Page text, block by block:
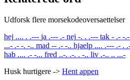
Udforsk flere morsekodeoversaettelser
hej .... . .--- ja .--- .- nej -. . .--- tak - .- -.-
...- .- -. -.. mad -- .- -.. hjaelp .... .--- .- .
hab .... .- -... fred ..-. .-. . -.. liv .-.. .. ...-
Husk hurtigere -> Hent appen